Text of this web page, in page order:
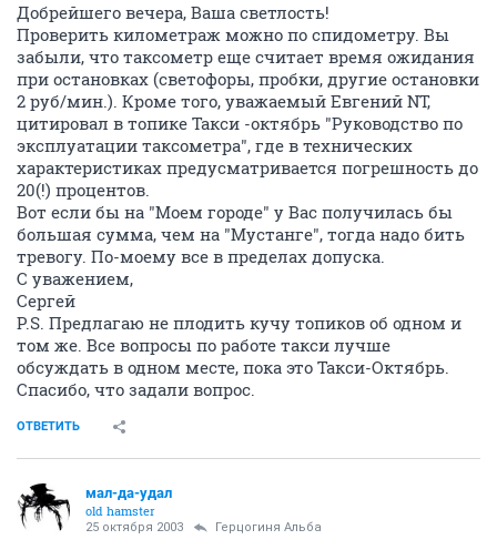
Добрейшего вечера, Ваша светлость!
Проверить километраж можно по спидометру. Вы
забыли, что таксометр еще считает время ожидания
при остановках (светофоры, пробки, другие остановки
2 руб/мин.). Кроме того, уважаемый Евгений NT,
цитировал в топике Такси -октябрь "Руководство по
эксплуатации таксометра", где в технических
характеристиках предусматривается погрешность до
20(!) процентов.
Вот если бы на "Моем городе" у Вас получилась бы
большая сумма, чем на "Мустанге", тогда надо бить
тревогу. По-моему все в пределах допуска.
С уважением,
Сергей
P.S. Предлагаю не плодить кучу топиков об одном и
том же. Все вопросы по работе такси лучше
обсуждать в одном месте, пока это Такси-Октябрь.
Спасибо, что задали вопрос.
ОТВЕТИТЬ
мал-да-удал
old hamster
25 октября 2003 Герцогиня Альба